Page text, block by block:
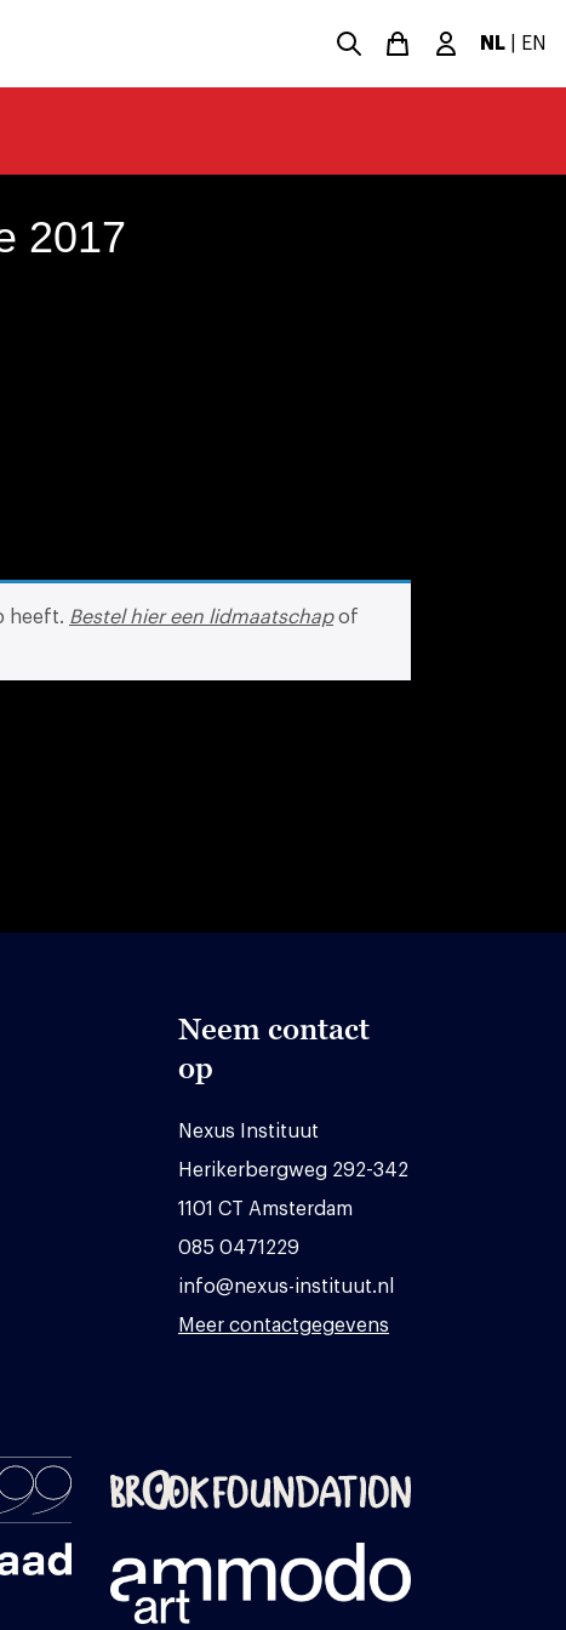
NL EN
2017
heeft. Bestel hier een lidmaatschapof
Neem contact
op
Nexus Instituut
Herikerbergweg 292-342
1101 CT Amsterdam
085 0471229
info@nexus-instituut.nl
Meer contactgegevens